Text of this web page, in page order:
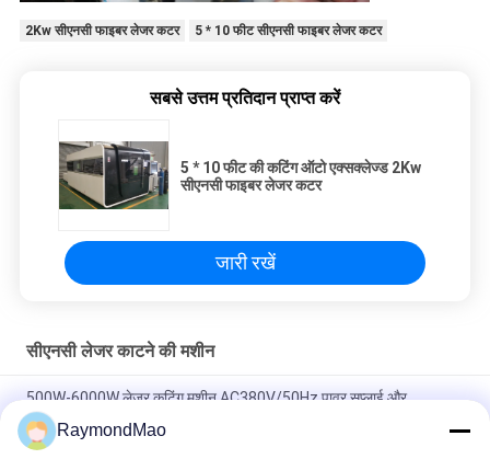
2Kw सीएनसी फाइबर लेजर कटर 5 * 10 फीट सीएनसी फाइबर लेजर कटर
सबसे उत्तम प्रतिदान प्राप्त करें
5 * 10 फीट की कटिंग ऑटो एक्सक्लेज्ड 2Kw
सीएनसी फाइबर लेजर कटर
जारी रखें
सीएनसी लेजर काटने की मशीन
500W-6000W लेजर कटिंग मशीन AC380V/50Hz पावर सप्लाई और
±0.02mm रिपीट पोजिशनिंग सटीकता के साथ
RaymondMao